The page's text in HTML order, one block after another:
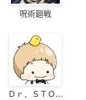
呪術廻戦
Ｄｒ．ＳＴＯ...